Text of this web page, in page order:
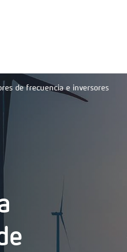
de frecuencia e inversores